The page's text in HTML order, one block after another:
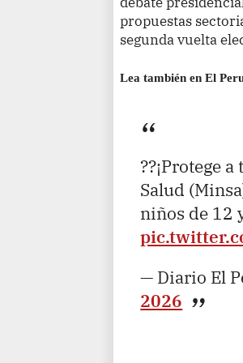
propuestas
segunda vuelta
Lea también en El
??¡Protege
Salud
niños de 12
— Diario El
2026